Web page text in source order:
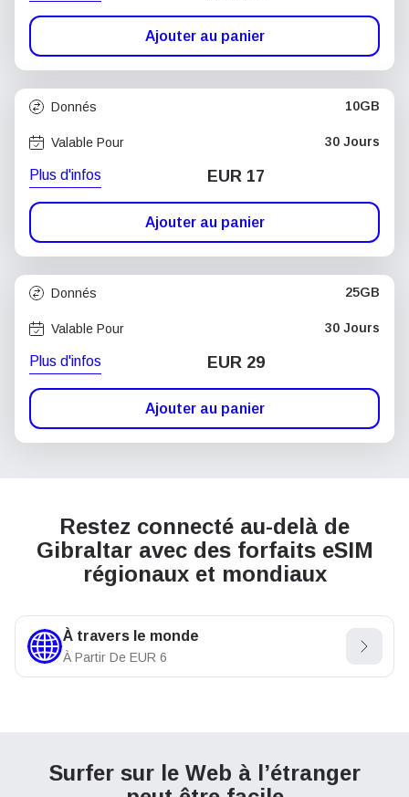
Ajouter au panier
Donnés 10GB
Valable Pour 30 Jours
Plus d'infos EUR 17
Ajouter au panier
Donnés 25GB
Valable Pour 30 Jours
Plus d'infos EUR 29
Ajouter au panier
Restez connecté au-delà de
Gibraltar avec des forfaits eSIM
régionaux et mondiaux
À travers le monde
À Partir De EUR 6
Surfer sur le Web à l’étranger